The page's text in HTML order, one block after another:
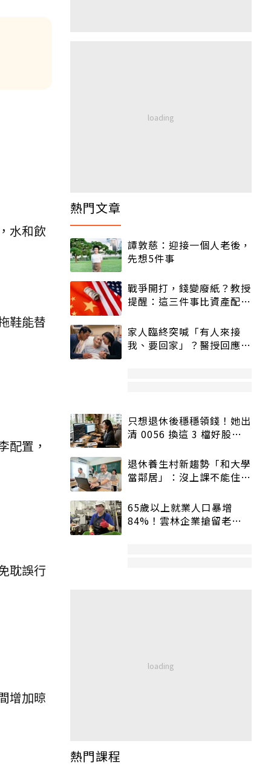
水和飲
鞋能替
配置，
耽誤行
增加晾
熱門文章
譚敦慈：迎接一個人老後，
先想5件事
戰爭開打，錢變廢紙？教授
提醒：這三件事比資產配置
家人臨終突喊「有人來接
我、要回家」？醫授回應方
只想退休後穩穩領錢！她出
清 0056 換這 3 檔好股：
退休養生村新趨勢「和大學
當鄰居」：沒上課不能住、
65歲以上就業人口暴增
84%！雲林企業搶留老員
熱門課程